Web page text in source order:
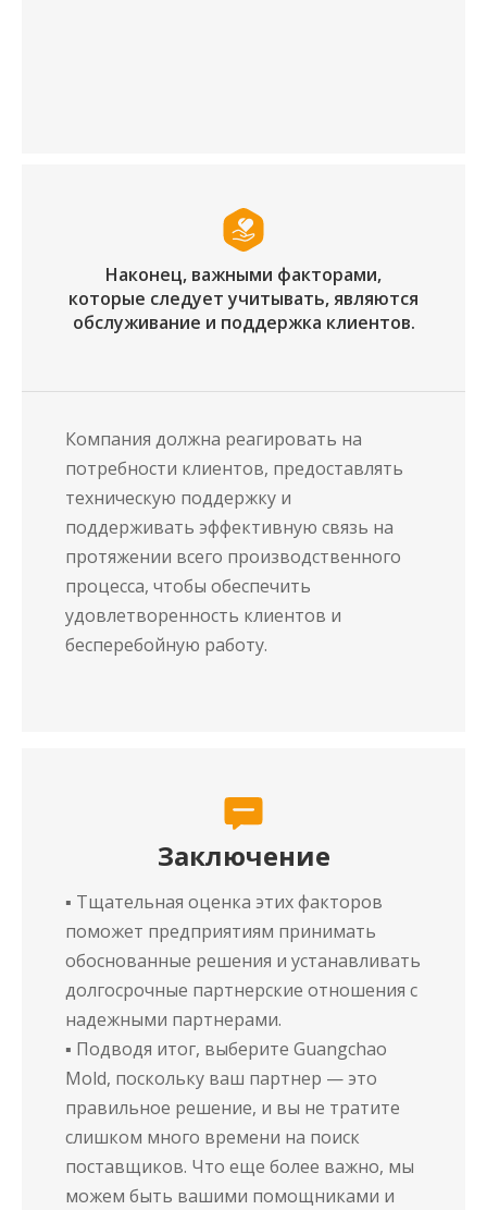
Наконец, важными факторами,
которые следует учитывать, являются
обслуживание и поддержка клиентов.
Компания должна реагировать на
потребности клиентов, предоставлять
техническую поддержку и
поддерживать эффективную связь на
протяжении всего производственного
процесса, чтобы обеспечить
удовлетворенность клиентов и
бесперебойную работу.
Заключение
▪ Тщательная оценка этих факторов
поможет предприятиям принимать
обоснованные решения и устанавливать
долгосрочные партнерские отношения с
надежными партнерами.
▪ Подводя итог, выберите Guangchao
Mold, поскольку ваш партнер — это
правильное решение, и вы не тратите
слишком много времени на поиск
поставщиков. Что еще более важно, мы
можем быть вашими помощниками и